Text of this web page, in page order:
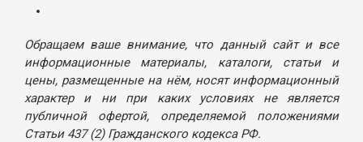
Обращаем ваше внимание, что данный сайт и все
информационные материалы, каталоги, статьи и
цены, размещенные на нём, носят информационный
характер и ни при каких условиях не является
публичной офертой, определяемой положениями
Статьи 437 (2) Гражданского кодекса РФ.